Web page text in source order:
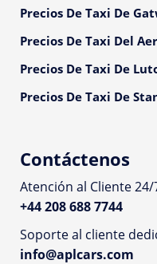
Precios De Taxi De
Precios De Taxi Del
Precios De Taxi De
Precios De Taxi De
Contáctenos
Atención al Cliente 24/
+44 208 688 7744
Soporte al cliente
info@aplcars.com